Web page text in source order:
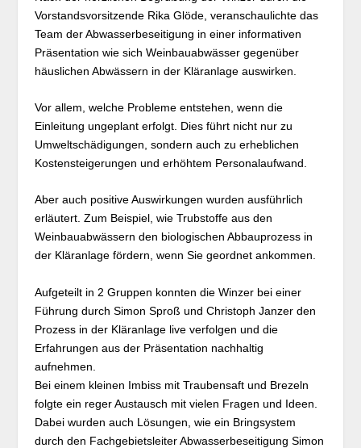
Vorstandsvorsitzende Rika Glöde, veranschaulichte das
Team der Abwasserbeseitigung in einer informativen
Präsentation wie sich Weinbauabwässer gegenüber
häuslichen Abwässern in der Kläranlage auswirken.
Vor allem, welche Probleme entstehen, wenn die
Einleitung ungeplant erfolgt. Dies führt nicht nur zu
Umweltschädigungen, sondern auch zu erheblichen
Kostensteigerungen und erhöhtem Personalaufwand.
Aber auch positive Auswirkungen wurden ausführlich
erläutert. Zum Beispiel, wie Trubstoffe aus den
Weinbauabwässern den biologischen Abbauprozess in
der Kläranlage fördern, wenn Sie geordnet ankommen.
Aufgeteilt in 2 Gruppen konnten die Winzer bei einer
Führung durch Simon Sproß und Christoph Janzer den
Prozess in der Kläranlage live verfolgen und die
Erfahrungen aus der Präsentation nachhaltig
aufnehmen.
Bei einem kleinen Imbiss mit Traubensaft und Brezeln
folgte ein reger Austausch mit vielen Fragen und Ideen.
Dabei wurden auch Lösungen, wie ein Bringsystem
durch den Fachgebietsleiter Abwasserbeseitigung Simon